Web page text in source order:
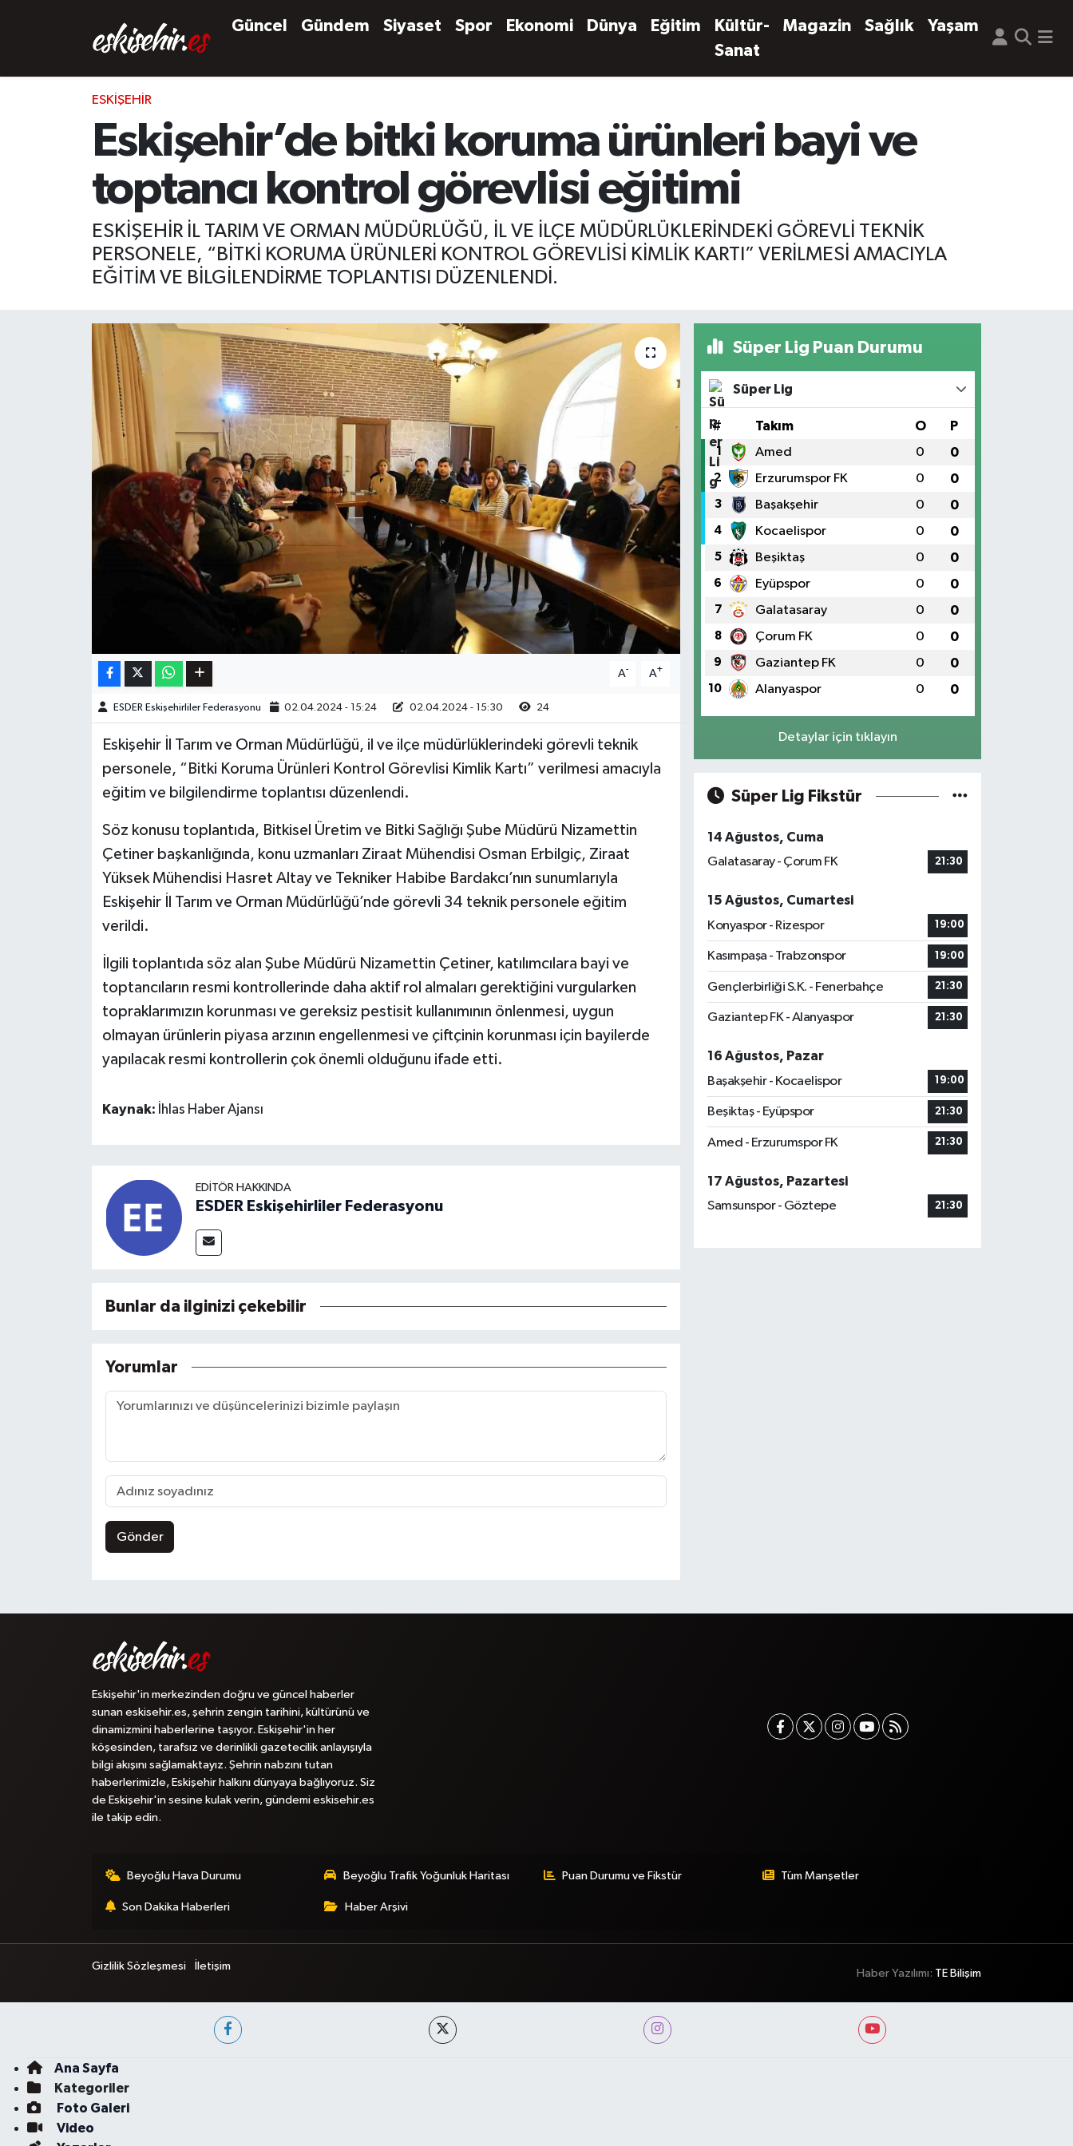
Güncel Gündem Siyaset Spor Ekonomi Dünya Eğitim
Kültür-
Sanat
Magazin Sağlık Yaşam
ESKIŞEHIR
Eskişehir’de bitki koruma ürünleri bayi ve
toptancı kontrol görevlisi eğitimi
ESKİŞEHİR İL TARIM VE ORMAN MÜDÜRLÜĞÜ, İL VE İLÇE MÜDÜRLÜKLERİNDEKİ GÖREVLİ TEKNİK
PERSONELE, “BİTKİ KORUMA ÜRÜNLERİ KONTROL GÖREVLİSİ KİMLİK KARTI” VERİLMESİ AMACIYLA
EĞİTİM VE BİLGİLENDİRME TOPLANTISI DÜZENLENDİ.
A- A+
ESDER Eskişehirliler Federasyonu 02.04.2024 - 15:24 02.04.2024 - 15:30 24
Eskişehir İl Tarım ve Orman Müdürlüğü, il ve ilçe müdürlüklerindeki görevli teknik
personele, “Bitki Koruma Ürünleri Kontrol Görevlisi Kimlik Kartı” verilmesi amacıyla
eğitim ve bilgilendirme toplantısı düzenlendi.
Söz konusu toplantıda, Bitkisel Üretim ve Bitki Sağlığı Şube Müdürü Nizamettin
Çetiner başkanlığında, konu uzmanları Ziraat Mühendisi Osman Erbilgiç, Ziraat
Yüksek Mühendisi Hasret Altay ve Tekniker Habibe Bardakcı’nın sunumlarıyla
Eskişehir İl Tarım ve Orman Müdürlüğü’nde görevli 34 teknik personele eğitim
verildi.
İlgili toplantıda söz alan Şube Müdürü Nizamettin Çetiner, katılımcılara bayi ve
toptancıların resmi kontrollerinde daha aktif rol almaları gerektiğini vurgularken
topraklarımızın korunması ve gereksiz pestisit kullanımının önlenmesi, uygun
olmayan ürünlerin piyasa arzının engellenmesi ve çiftçinin korunması için bayilerde
yapılacak resmi kontrollerin çok önemli olduğunu ifade etti.
Kaynak: İhlas Haber Ajansı
EDITÖR HAKKINDA
ESDER Eskişehirliler Federasyonu
Bunlar da ilginizi çekebilir
Yorumlar
Gönder
Süper Lig Puan Durumu
Süper Lig
# Takım O P
1 Amed 0 0
2 Erzurumspor FK 0 0
3 Başakşehir 0 0
4 Kocaelispor 0 0
5 Beşiktaş 0 0
6 Eyüpspor 0 0
7 Galatasaray 0 0
8 Çorum FK 0 0
9 Gaziantep FK 0 0
10 Alanyaspor 0 0
Detaylar için tıklayın
Süper Lig Fikstür
14 Ağustos, Cuma
Galatasaray - Çorum FK
21:30
15 Ağustos, Cumartesi
Konyaspor - Rizespor
19:00
Kasımpaşa - Trabzonspor 19:00
Gençlerbirliği S.K. - Fenerbahçe 21:30
Gaziantep FK - Alanyaspor 21:30
16 Ağustos, Pazar
Başakşehir - Kocaelispor
19:00
Beşiktaş - Eyüpspor 21:30
Amed - Erzurumspor FK 21:30
17 Ağustos, Pazartesi
Samsunspor - Göztepe
21:30
Eskişehir'in merkezinden doğru ve güncel haberler
sunan eskisehir.es, şehrin zengin tarihini, kültürünü ve
dinamizmini haberlerine taşıyor. Eskişehir'in her
köşesinden, tarafsız ve derinlikli gazetecilik anlayışıyla
bilgi akışını sağlamaktayız. Şehrin nabzını tutan
haberlerimizle, Eskişehir halkını dünyaya bağlıyoruz. Siz
de Eskişehir'in sesine kulak verin, gündemi eskisehir.es
ile takip edin.
Beyoğlu Hava Durumu Beyoğlu Trafik Yoğunluk Haritası Puan Durumu ve Fikstür Tüm Manşetler
Son Dakika Haberleri Haber Arşivi
Gizlilik Sözleşmesi İletişim
Haber Yazılımı: TE Bilişim
Ana Sayfa
Kategoriler
Foto Galeri
Video